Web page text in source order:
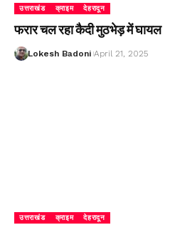
उत्तराखंड क्राइम देहरादून
फरार चल रहा कैदी मुठभेड़ में घायल
Lokesh Badoni April 21, 2025
उत्तराखंड क्राइम देहरादून